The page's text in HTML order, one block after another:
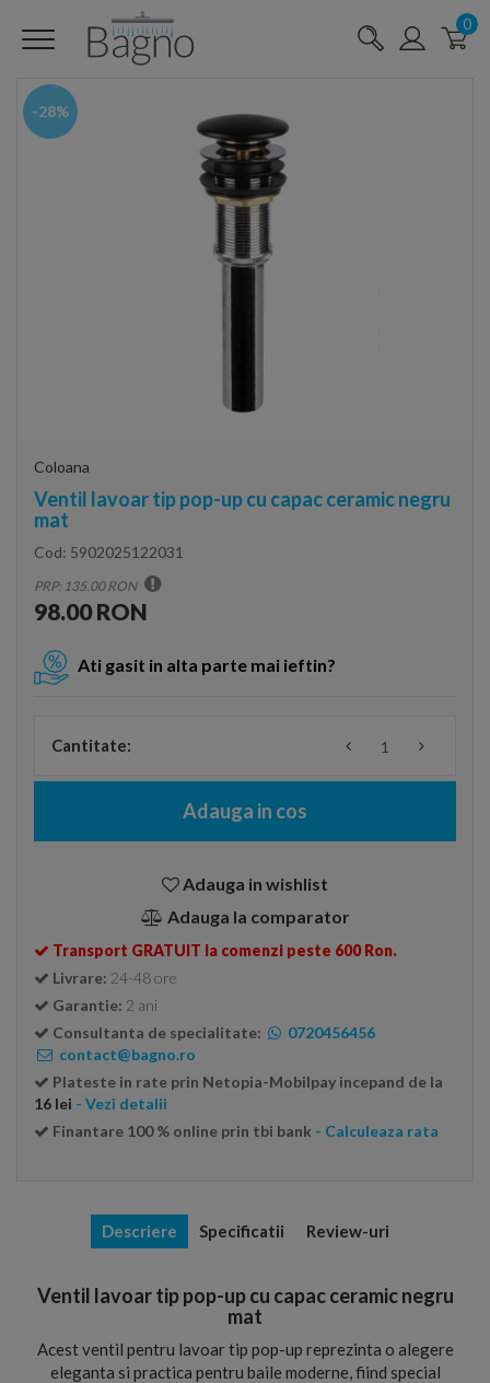
0
-28%
Coloana
Ventil lavoar tip pop-up cu capac ceramic negru
mat
Cod: 5902025122031
PRP: 135.00 RON
98.00 RON
Ati gasit in alta parte mai ieftin?
Cantitate:
Adauga in cos
Adauga in wishlist
Adauga la comparator
Transport GRATUIT la comenzi peste 600 Ron.
Livrare: 24-48 ore
Garantie: 2 ani
Consultanta de specialitate:
0720456456
contact@bagno.ro
Plateste in rate prin Netopia-Mobilpay incepand de la
16 lei - Vezi detalii
Finantare 100 % online prin tbi bank - Calculeaza rata
Descriere Specificatii Review-uri
Ventil lavoar tip pop-up cu capac ceramic negru
mat
Acest ventil pentru lavoar tip pop-up reprezinta o alegere
eleganta si practica pentru baile moderne, fiind special